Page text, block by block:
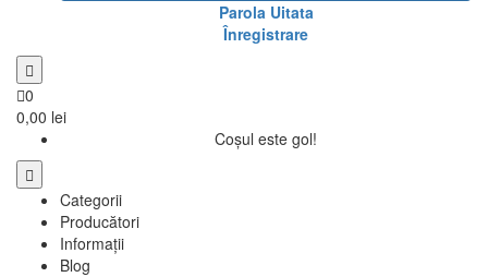
Parola Uitata
Înregistrare
0
0,00 lei
Coșul este gol!
Categorii
Producători
Informații
Blog